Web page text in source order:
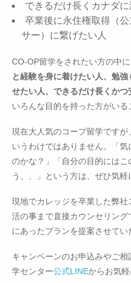
できるだけ長くカナダ
卒業後に永住権取得（
サー）に繋げたい人
CO-OP留学をされたい方の中に
と経験を身に着けたい人、勉
せたい人、できるだけ長くか
いろんな目的を持った方がいる
現在大人気のコープ留学です
いうわけではありません。「
のかな？」「自分の目的には
う、、」という方は、ぜひ気軽
現地でカレッジを卒業した弊
活の事まで直接カウンセリン
にあったプランを提案させてい
キャンペーンのお申込みやご
学センター公式LINEからお気軽